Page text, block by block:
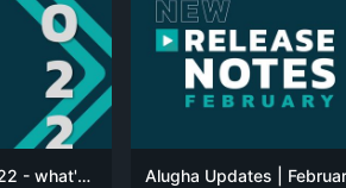
Alugha Updates | March 2022 - what's new at alugha